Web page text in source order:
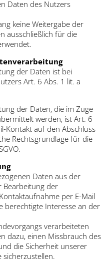
Daten des Nutzers
keine Weitergabe der
ausschließlich für die
der Daten ist bei
Art. 6 Abs. 1 lit. a
der Daten, die im Zuge
werden, ist Art. 6
Kontakt auf den Abschluss
Rechtsgrundlage für die
Daten aus der
Bearbeitung der
per E-Mail
berechtigte Interesse an der
verarbeiteten
dazu, einen Missbrauch des
die Sicherheit unserer